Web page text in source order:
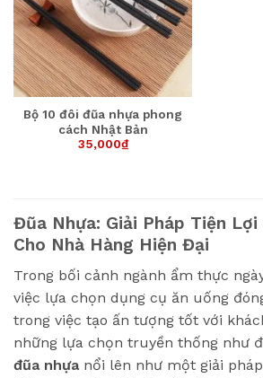
Bộ 10 đôi đũa nhựa phong
cách Nhật Bản
35,000₫
Đũa Nhựa: Giải Pháp Tiện Lợi
Cho Nhà Hàng Hiện Đại
Trong bối cảnh ngành ẩm thực
việc lựa chọn dụng cụ ăn uống
trong việc tạo ấn tượng tốt với
những lựa chọn truyền thống như
đũa nhựanổi lên như một giải